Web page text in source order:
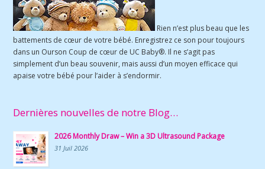
Rien n’est plus beau que les
battements de cœur de votre bébé. Enregistrez ce son pour toujours
dans un Ourson Coup de cœur de UC Baby®. Il ne s’agit pas
simplement d’un beau souvenir, mais aussi d’un moyen efficace qui
apaise votre bébé pour l’aider à s’endormir.
Dernières nouvelles de notre Blog…
2026 Monthly Draw – Win a 3D Ultrasound Package
31 Juil 2026